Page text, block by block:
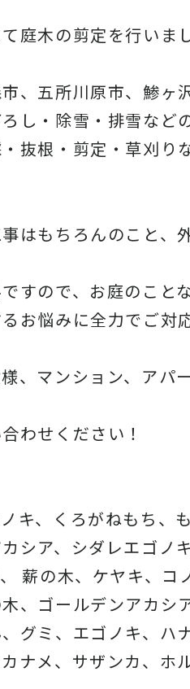
庭木の剪定を行いま
、五所川原市、鯵ヶ
し・除雪・排雪など
抜根・剪定・草刈り
はもちろんのこと、
すので、 お庭のこと
お悩みに全力でご対
、マンション、アパ
わせください！
キ、くろがねもち、
シア、 シダレエゴノ
薪の木、ケヤキ、コ
、 ゴールデンアカシ
グミ、 エゴノキ、ハ
ナメ、サザンカ、ホ